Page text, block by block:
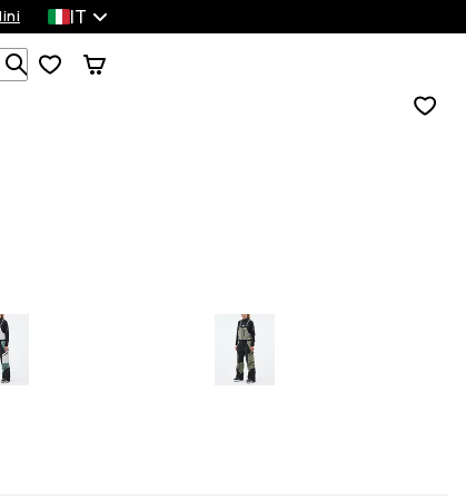
IT
Cerca tra 1 000+ prodotti